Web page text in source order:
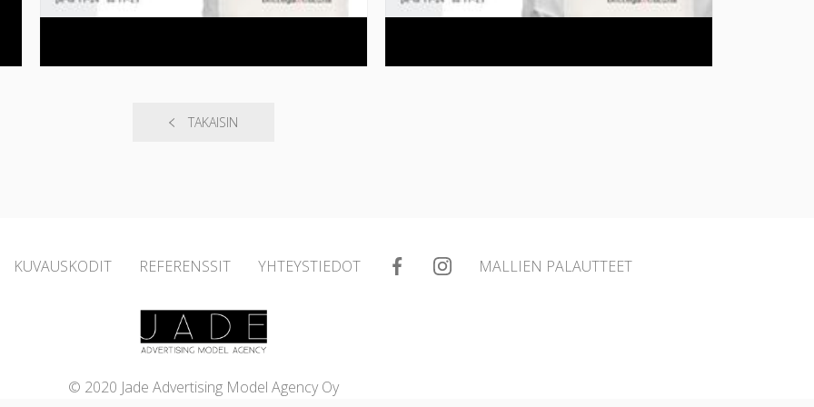
TAKAISIN
KUVAUSKODIT REFERENSSIT YHTEYSTIEDOT MALLIEN PALAUTTEET
© 2020 Jade Advertising Model Agency Oy